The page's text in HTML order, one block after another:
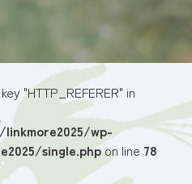
"HTTP_REFERER" in
wp-
single.phpon line 78